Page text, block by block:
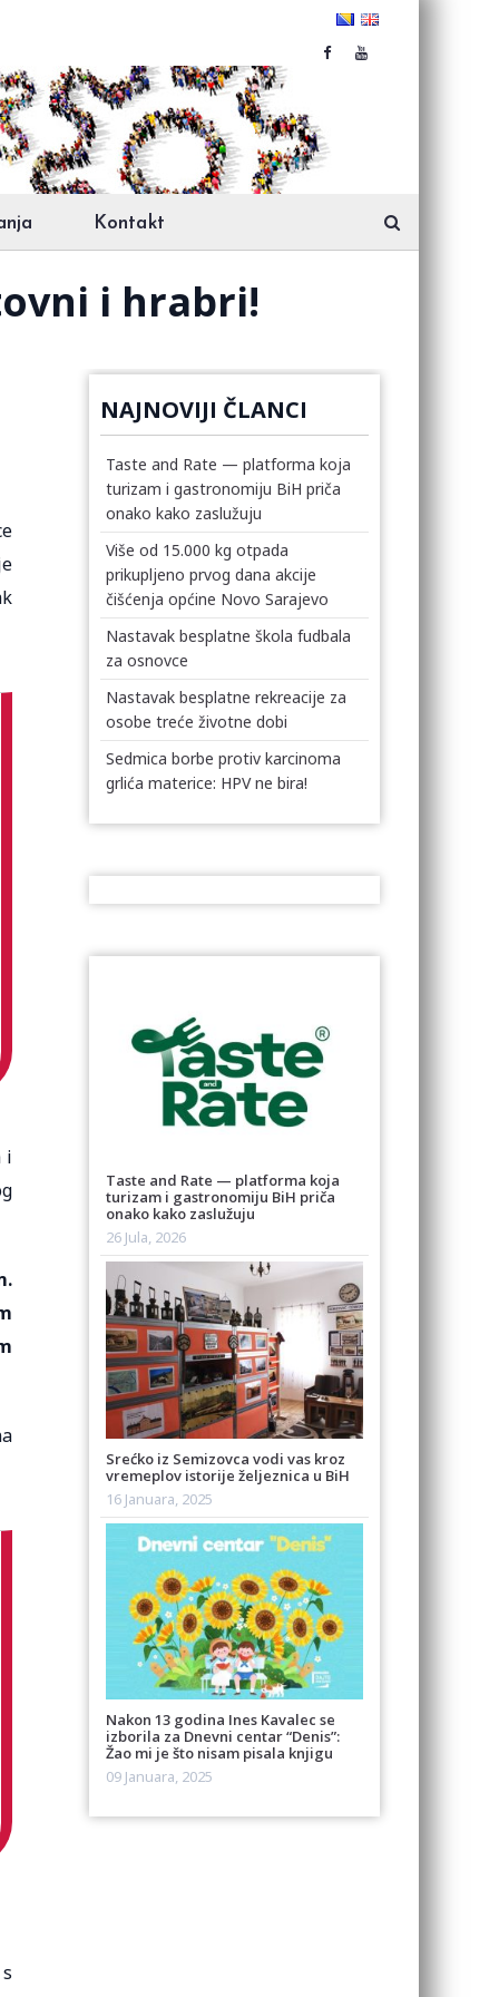
Kontakt
i hrabri!
i
NAJNOVIJI ČLANCI
Taste and Rate — platforma koja
turizam i gastronomiju BiH priča
onako kako zaslužuju
Više od 15.000 kg otpada
prikupljeno prvog dana akcije
čišćenja općine Novo Sarajevo
Nastavak besplatne škola fudbala
za osnovce
Nastavak besplatne rekreacije za
osobe treće životne dobi
Sedmica borbe protiv karcinoma
grlića materice: HPV ne bira!
Taste and Rate — platforma koja
turizam i gastronomiju BiH priča
onako kako zaslužuju
26 Jula, 2026
Srećko iz Semizovca vodi vas kroz
vremeplov istorije željeznica u BiH
16 Januara, 2025
Nakon 13 godina Ines Kavalec se
izborila za Dnevni centar “Denis”:
Žao mi je što nisam pisala knjigu
09 Januara, 2025